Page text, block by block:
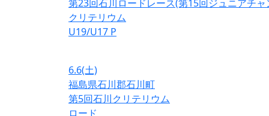
第23回石川ロードレース(第15回ジュニアチャ
クリテリウム
U19/U17 P
6.6(土)
福島県石川郡石川町
第5回石川クリテリウム
ロード